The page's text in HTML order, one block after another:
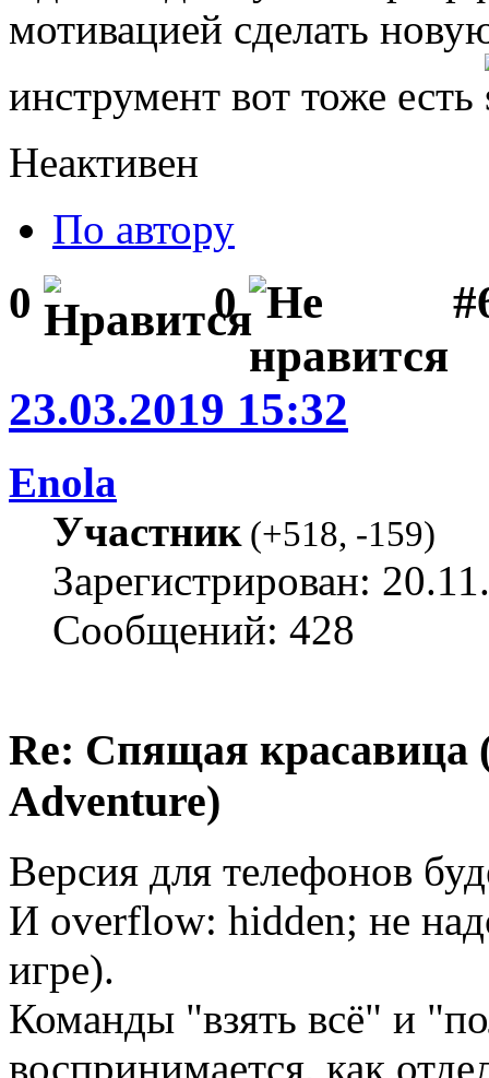
мотивацией сделать
инструмент вот тоже есть
Неактивен
По автору
0 0
23.03.2019 15:32
Enola
Участник(+518, -159)
Зарегистрирован:
Сообщений: 428
Re: Спящая красавица
Adventure)
Версия для телефонов
И overflow: hidden; не
игре).
Команды "взять всё" и
воспринимается, как